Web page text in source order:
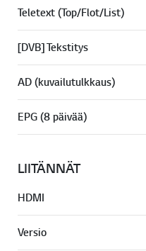
Teletext (Top/Flot/List)
[DVB] Tekstitys
AD (kuvailutulkkaus)
EPG (8 päivää)
LIITÄNNÄT
HDMI
Versio